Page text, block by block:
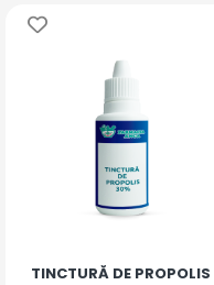
TINCTURĂ DE PROPOLIS